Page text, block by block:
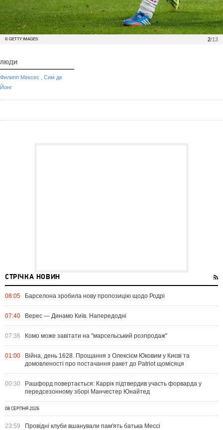
2/13
© GETTY IMAGES
ЛЮДИ
Филипп Мексес , Сим де
Йонг
СТРІЧКА НОВИН
08:05 Барселона зробила нову пропозицію щодо Родрі
07:40 Верес — Динамо Київ. Напередодні
07:36 Комо може завітати на "марсельський розпродаж"
01:00
Війна, день 1628. Прощання з Олексієм Юковим у Києві та
домовленості про постачання ракет до Patriot щомісяця
00:30
Рашфорд повертається: Каррік підтвердив участь форварда у
передсезонному зборі Манчестер Юнайтед
08 СЕРПНЯ 2026
23:59 Провідні клуби вшанували пам'ять батька Мессі